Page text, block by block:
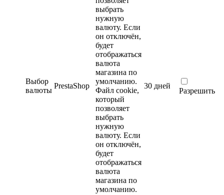
Выбор
валюты
PrestaShop
выбрать
нужную
валюту. Если
он отключён,
будет
отображаться
валюта
магазина по
умолчанию.
Файл cookie,
который
позволяет
выбрать
нужную
валюту. Если
он отключён,
будет
отображаться
валюта
магазина по
умолчанию.
30 дней
Разрешить